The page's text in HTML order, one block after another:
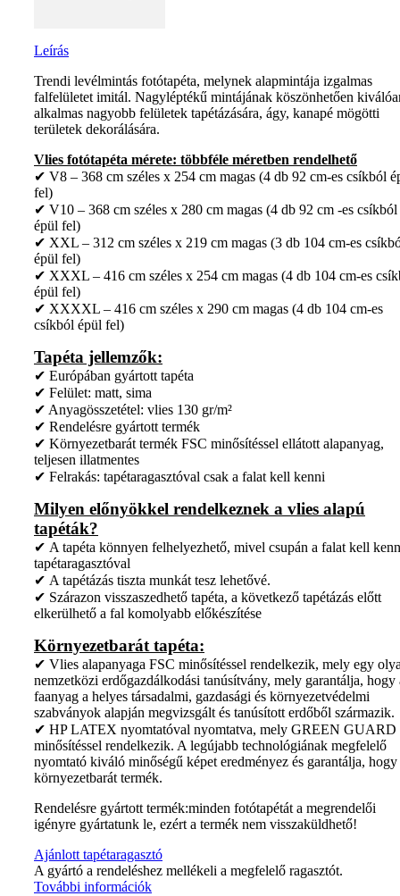
Leírás
Trendi levélmintás fotótapéta, melynek alapmintája izgalmas
falfelületet imitál. Nagyléptékű mintájának köszönhetően
alkalmas nagyobb felületek tapétázására, ágy, kanapé mögötti
területek dekorálására.
Vlies fotótapéta mérete: többféle méretben rendelhető
✔ V8 – 368 cm széles x 254 cm magas (4 db 92 cm-es csíkból
fel)
✔ V10 – 368 cm széles x 280 cm magas (4 db 92 cm -es csíkból
épül fel)
✔ XXL – 312 cm széles x 219 cm magas (3 db 104 cm-es
épül fel)
✔ XXXL – 416 cm széles x 254 cm magas (4 db 104 cm-es
épül fel)
✔ XXXXL – 416 cm széles x 290 cm magas (4 db 104 cm-es
csíkból épül fel)
Tapéta jellemzők:
✔ Európában gyártott tapéta
✔ Felület: matt, sima
✔ Anyagösszetétel: vlies 130 gr/m²
✔ Rendelésre gyártott termék
✔ Környezetbarát termék FSC minősítéssel ellátott alapanyag,
teljesen illatmentes
✔ Felrakás: tapétaragasztóval csak a falat kell kenni
Milyen előnyökkel rendelkeznek a vlies alapú
tapéták?
✔ A tapéta könnyen felhelyezhető, mivel csupán a falat kell
tapétaragasztóval
✔ A tapétázás tiszta munkát tesz lehetővé.
✔ Szárazon visszaszedhető tapéta, a következő tapétázás előtt
elkerülhető a fal komolyabb előkészítése
Környezetbarát tapéta:
✔ Vlies alapanyaga FSC minősítéssel rendelkezik, mely egy
nemzetközi erdőgazdálkodási tanúsítvány, mely garantálja, hogy
faanyag a helyes társadalmi, gazdasági és környezetvédelmi
szabványok alapján megvizsgált és tanúsított erdőből származik.
✔ HP LATEX nyomtatóval nyomtatva, mely GREEN GUARD
minősítéssel rendelkezik. A legújabb technológiának megfelelő
nyomtató kiváló minőségű képet eredményez és garantálja, hogy
környezetbarát termék.
Rendelésre gyártott termék:minden fotótapétát a megrendelői
igényre gyártatunk le, ezért a termék nem visszaküldhető!
Ajánlott tapétaragasztó
A gyártó a rendeléshez mellékeli a megfelelő ragasztót.
További információk